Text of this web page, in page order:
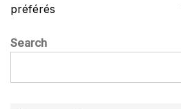
préférés
Search